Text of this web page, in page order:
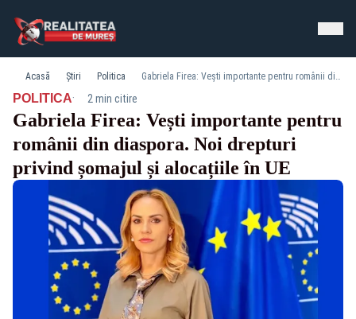
Acasă Știri Politica Gabriela Firea: Vești importante pentru românii din diaspora. Noi drepturi privind șomajul și alocațiile în UE
POLITICA· 2 min citire
Gabriela Firea: Vești importante pentru
românii din diaspora. Noi drepturi
privind șomajul și alocațiile în UE